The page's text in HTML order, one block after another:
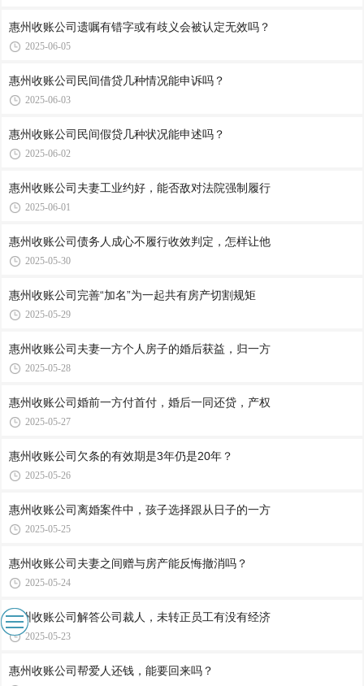
惠州收账公司​遗嘱有错字或有歧义会被认定无效吗？
2025-06-05
惠州收账公司​民间借贷几种情况能申诉吗？
2025-06-03
惠州收账公司​民间假贷几种状况能申述吗？
2025-06-02
惠州收账公司​夫妻工业约好，能否敌对法院强制履行
2025-06-01
惠州收账公司​债务人成心不履行收效判定，怎样让他
2025-05-30
惠州收账公司​完善“加名”为一起共有房产切割规矩
2025-05-29
惠州收账公司​夫妻一方个人房子的婚后获益，归一方
2025-05-28
惠州收账公司​婚前一方付首付，婚后一同还贷，产权
2025-05-27
惠州收账公司​欠条的有效期是3年仍是20年？
2025-05-26
惠州收账公司​离婚案件中，孩子选择跟从日子的一方
2025-05-25
惠州收账公司​夫妻之间赠与房产能反悔撤消吗？
2025-05-24
惠州收账公司​解答公司裁人，未转正员工有没有经济
2025-05-23
惠州收账公司​帮爱人还钱，能要回来吗？